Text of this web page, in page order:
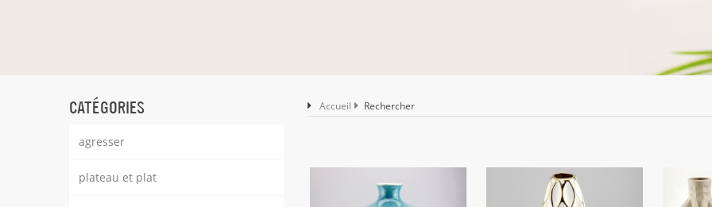
CATÉGORIES
agresser
plateau et plat
Accueil Rechercher